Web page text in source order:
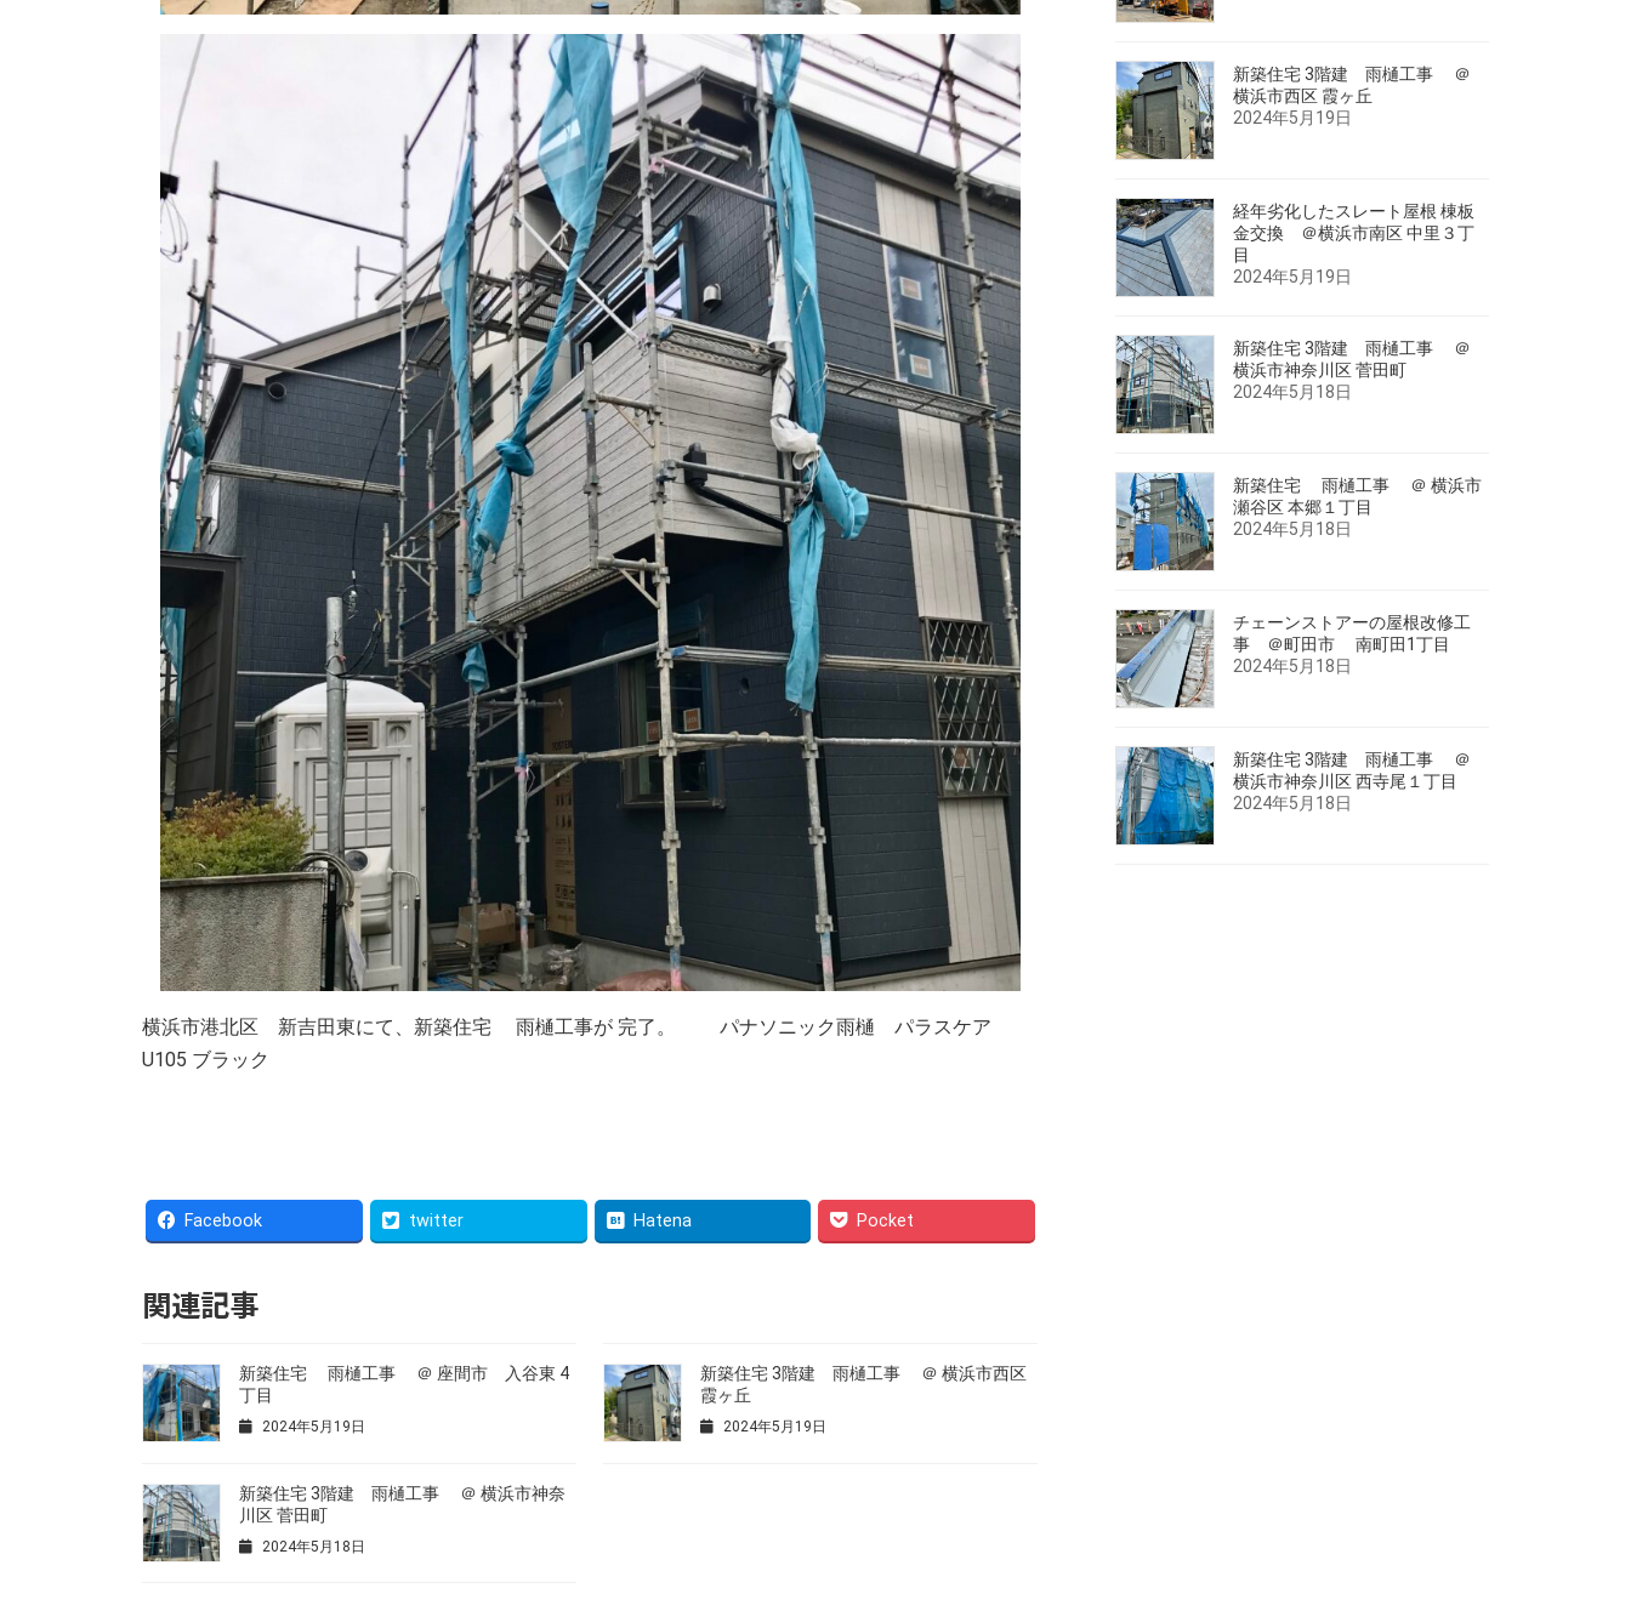
横浜市港北区 新吉田東にて、新築住宅 雨樋工事が 完了。 パナソニック雨樋 パラスケア
U105 ブラック
Facebook twitter Hatena Pocket
関連記事
新築住宅 雨樋工事 ＠ 座間市 入谷東 4
丁目
2024年5月19日
新築住宅 3階建 雨樋工事 ＠ 横浜市西区
霞ヶ丘
2024年5月19日
新築住宅 3階建 雨樋工事 ＠ 横浜市神奈
川区 菅田町
2024年5月18日
新築住宅 3階建 雨樋工事 ＠
横浜市西区 霞ヶ丘
2024年5月19日
経年劣化したスレート屋根 棟板
金交換 ＠横浜市南区 中里３丁
目
2024年5月19日
新築住宅 3階建 雨樋工事 ＠
横浜市神奈川区 菅田町
2024年5月18日
新築住宅 雨樋工事 ＠ 横浜市
瀬谷区 本郷１丁目
2024年5月18日
チェーンストアーの屋根改修工
事 ＠町田市 南町田1丁目
2024年5月18日
新築住宅 3階建 雨樋工事 ＠
横浜市神奈川区 西寺尾１丁目
2024年5月18日